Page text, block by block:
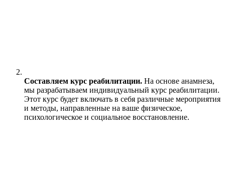
Составляем курс реабилитации. На основе анамнеза,
мы разрабатываем индивидуальный курс реабилитации.
Этот курс будет включать в себя различные мероприятия
и методы, направленные на ваше физическое,
психологическое и социальное восстановление.